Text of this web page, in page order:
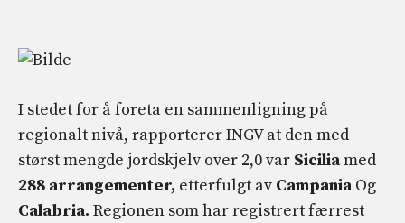
I stedet for å foreta en sammenligning på
regionalt nivå, rapporterer INGV at den med
størst mengde jordskjelv over 2,0 var Siciliamed
288 arrangementer, etterfulgt av Campania Og
Calabria. Regionen som har registrert færrest